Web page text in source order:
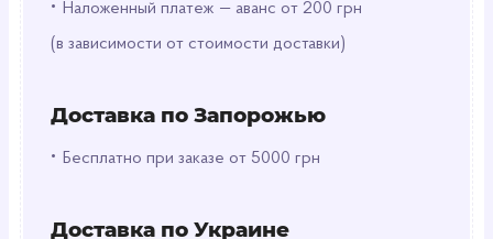
• Наложенный платеж — аванс от 200 грн
(в зависимости от стоимости доставки)
Доставка по Запорожью
• Бесплатно при заказе от 5000 грн
Доставка по Украине
усталостью.
Совет:
В банке столько же кофеина, сколько в
двух чашках кофе, поэтому лучше
Для лучшего вкуса пейте охлажденным!